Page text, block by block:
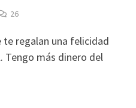
26
te regalan una felicidad
Tengo más dinero del